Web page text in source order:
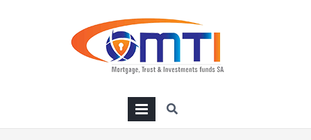
PRIMARY